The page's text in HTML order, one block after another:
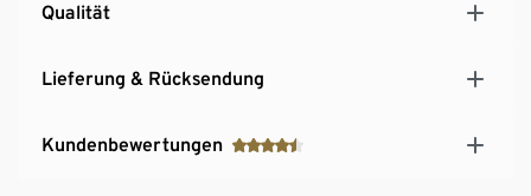
Qualität
Lieferung & Rücksendung
Kundenbewertungen